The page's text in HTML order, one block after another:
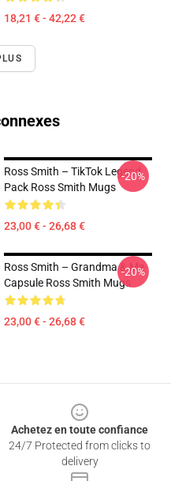
18,21 € - 42,22 €
Ross Smith – TikTok Legend
Pack Ross Smith Mugs
23,00 € - 26,68 €
-20%
Ross Smith – Grandma & Me
Capsule Ross Smith Mugs
23,00 € - 26,68 €
-20%
Achetez en toute confiance
24/7 Protected from clicks to
delivery